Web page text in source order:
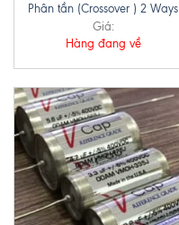
Phân tần (Crossover ) 2 Ways
Giá:
Hàng đang về